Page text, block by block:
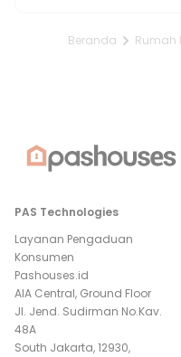
Beranda Rumah
PAS Technologies
Layanan Pengaduan
Konsumen
Pashouses.id
AIA Central, Ground Floor
Jl. Jend. Sudirman No.Kav.
48A
South Jakarta, 12930,